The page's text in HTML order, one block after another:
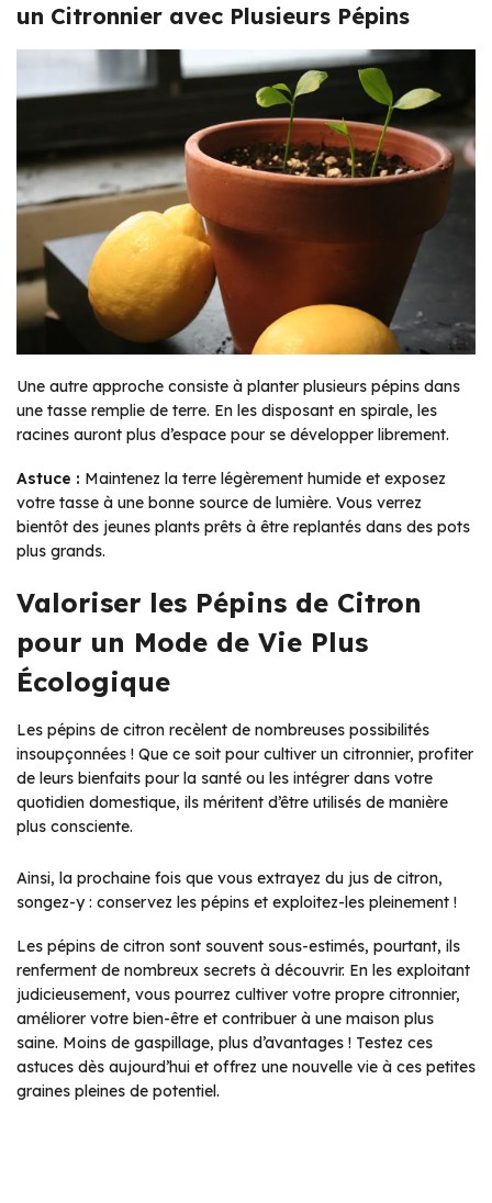
un Citronnier avec Plusieurs Pépins
Une autre approche consiste à planter plusieurs pépins dans
une tasse remplie de terre. En les disposant en spirale, les
racines auront plus d’espace pour se développer librement.
Astuce : Maintenez la terre légèrement humide et exposez
votre tasse à une bonne source de lumière. Vous verrez
bientôt des jeunes plants prêts à être replantés dans des pots
plus grands.
Valoriser les Pépins de Citron
pour un Mode de Vie Plus
Écologique
Les pépins de citron recèlent de nombreuses possibilités
insoupçonnées ! Que ce soit pour cultiver un citronnier, profiter
de leurs bienfaits pour la santé ou les intégrer dans votre
quotidien domestique, ils méritent d’être utilisés de manière
plus consciente.
Ainsi, la prochaine fois que vous extrayez du jus de citron,
songez-y : conservez les pépins et exploitez-les pleinement !
Les pépins de citron sont souvent sous-estimés, pourtant, ils
renferment de nombreux secrets à découvrir. En les exploitant
judicieusement, vous pourrez cultiver votre propre citronnier,
améliorer votre bien-être et contribuer à une maison plus
saine. Moins de gaspillage, plus d’avantages ! Testez ces
astuces dès aujourd’hui et offrez une nouvelle vie à ces petites
graines pleines de potentiel.